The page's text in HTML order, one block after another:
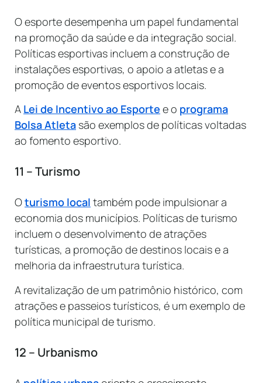
O esporte desempenha um papel fundamental
na promoção da saúde e da integração social.
Políticas esportivas incluem a construção de
instalações esportivas, o apoio a atletas e a
promoção de eventos esportivos locais.
A Lei de Incentivo ao Esporte e o programa
Bolsa Atleta são exemplos de políticas voltadas
ao fomento esportivo.
11 – Turismo
Oturismo local também pode impulsionar a
economia dos municípios. Políticas de turismo
incluem o desenvolvimento de atrações
turísticas, a promoção de destinos locais e a
melhoria da infraestrutura turística.
A revitalização de um patrimônio histórico, com
atrações e passeios turísticos, é um exemplo de
política municipal de turismo.
12 – Urbanismo